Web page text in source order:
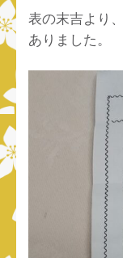
表の末吉より
ありました。